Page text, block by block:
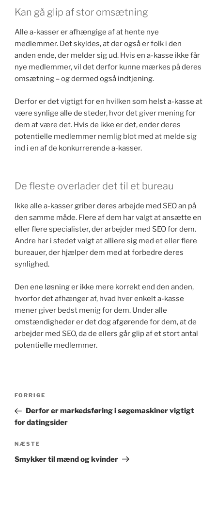
Kan gå glip af stor omsætning
Alle a-kasser er afhængige af at hente nye
medlemmer. Det skyldes, at der også er folk i den
anden ende, der melder sig ud. Hvis en a-kasse ikke får
nye medlemmer, vil det derfor kunne mærkes på deres
omsætning – og dermed også indtjening.
Derfor er det vigtigt for en hvilken som helst a-kasse at
være synlige alle de steder, hvor det giver mening for
dem at være det. Hvis de ikke er det, ender deres
potentielle medlemmer nemlig blot med at melde sig
ind i en af de konkurrerende a-kasser.
De fleste overlader det til et bureau
Ikke alle a-kasser griber deres arbejde med SEO an på
den samme måde. Flere af dem har valgt at ansætte en
eller flere specialister, der arbejder med SEO for dem.
Andre har i stedet valgt at alliere sig med et eller flere
bureauer, der hjælper dem med at forbedre deres
synlighed.
Den ene løsning er ikke mere korrekt end den anden,
hvorfor det afhænger af, hvad hver enkelt a-kasse
mener giver bedst menig for dem. Under alle
omstændigheder er det dog afgørende for dem, at de
arbejder med SEO, da de ellers går glip af et stort antal
potentielle medlemmer.
Indlægsnavigation
Forrige
indlæg
FORRIGE
Derfor er markedsføring i søgemaskiner vigtigt
for datingsider
Næste
indlæg
NÆSTE
Smykker til mænd og kvinder